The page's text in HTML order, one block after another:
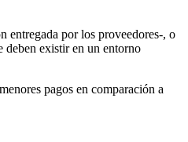
entregada por los proveedores-, o
deben existir en un entorno
pagos en comparación a